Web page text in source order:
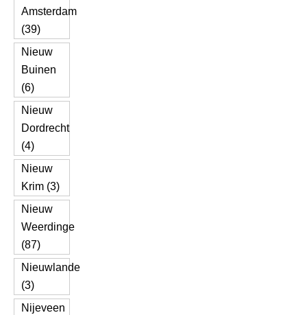
Amsterdam
(39)
Nieuw
Buinen
(6)
Nieuw
Dordrecht
(4)
Nieuw
Krim (3)
Nieuw
Weerdinge
(87)
Nieuwlande
(3)
Nijeveen